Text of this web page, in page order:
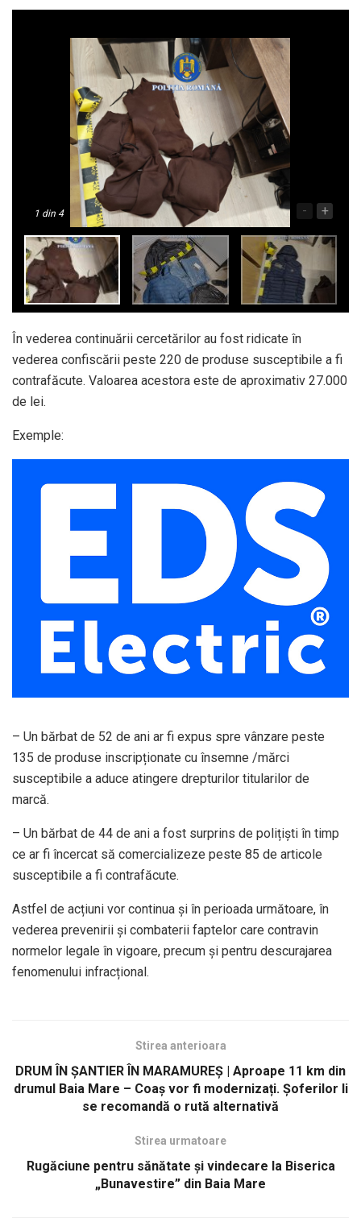
1 din 4 - +
În vederea continuării cercetărilor au fost ridicate în
vederea confiscării peste 220 de produse susceptibile a fi
contrafăcute. Valoarea acestora este de aproximativ 27.000
de lei.
Exemple:
– Un bărbat de 52 de ani ar fi expus spre vânzare peste
135 de produse inscripționate cu însemne /mărci
susceptibile a aduce atingere drepturilor titularilor de
marcă.
– Un bărbat de 44 de ani a fost surprins de polițiști în timp
ce ar fi încercat să comercializeze peste 85 de articole
susceptibile a fi contrafăcute.
Astfel de acțiuni vor continua și în perioada următoare, în
vederea prevenirii și combaterii faptelor care contravin
normelor legale în vigoare, precum și pentru descurajarea
fenomenului infracțional.
Stirea anterioara
DRUM ÎN ȘANTIER ÎN MARAMUREȘ | Aproape 11 km din
drumul Baia Mare – Coaș vor fi modernizați. Șoferilor li
se recomandă o rută alternativă
Stirea urmatoare
Rugăciune pentru sănătate și vindecare la Biserica
„Bunavestire” din Baia Mare